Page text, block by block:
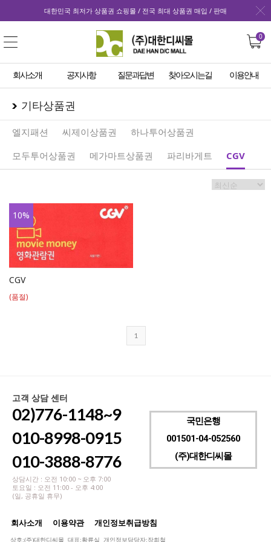
대한민국 최저가 상품권 쇼핑몰 / 전국 최대 상품권 매입 / 판매
0
회사소개 공지사항 질문과답변 찾아오시는길 이용안내
기타상품권
엘지패션 씨제이상품권
하나투어상품권
모두투어상품권
메가마트상품권 파리바게트 CGV
10%
CGV
(품절)
1
고객 상담 센터
02)776-1148~9
010-8998-0915
010-3888-8776
상담시간 : 오전 10:00 ~ 오후 7:00
토요일 : 오전 11:00 - 오후 4:00
(일, 공휴일 휴무)
국민은행
001501-04-052560
(주)대한디씨몰
회사소개 이용약관 개인정보취급방침
상호:(주)대한디씨몰 대표:황륜실 개인정보담당자:장희철